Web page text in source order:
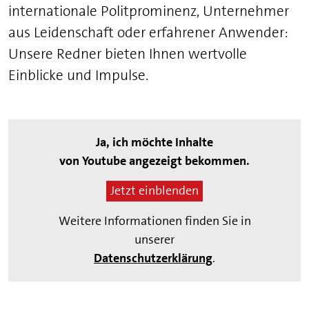
internationale Politprominenz, Unternehmer
aus Leidenschaft oder erfahrener Anwender:
Unsere Redner bieten Ihnen wertvolle
Einblicke und Impulse.
Ja, ich möchte Inhalte
von Youtube angezeigt bekommen.
Jetzt einblenden
Weitere Informationen finden Sie in
unserer
Datenschutzerklärung.